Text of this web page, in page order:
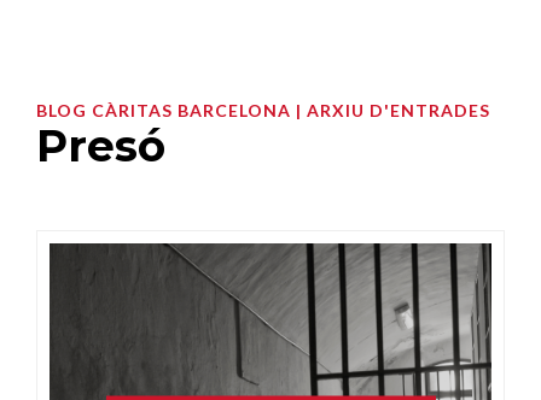
BLOG CÀRITAS BARCELONA | ARXIU D'ENTRADES
Presó